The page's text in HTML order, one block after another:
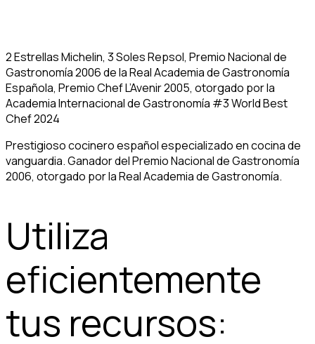
2 Estrellas Michelin, 3 Soles Repsol, Premio Nacional de
Gastronomía 2006 de la Real Academia de Gastronomía
Española, Premio Chef L’Avenir 2005, otorgado por la
Academia Internacional de Gastronomía #3 World Best
Chef 2024
Prestigioso cocinero español especializado en cocina de
vanguardia. Ganador del Premio Nacional de Gastronomía
2006, otorgado por la Real Academia de Gastronomía.
Utiliza
eficientemente
tus recursos: